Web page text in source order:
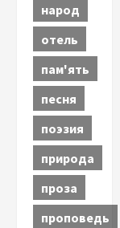
народ
отель
пам'ять
песня
поэзия
природа
проза
проповедь